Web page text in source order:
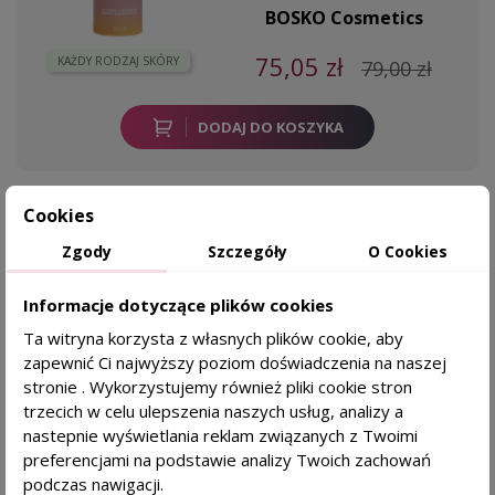
KAŻDY RODZAJ SKÓRY
BOSKO Cosmetics
75,05 zł 79,00 zł
DODAJ DO KOSZYKA
PRODUKTY Z KATEGORII
-5,00 ZŁ
SEBORADIN Mama Hair Ekspresowa odżywka
wzmacniająca - 400 ml
Dla kogo?
włosy po ciąży i porodzie
miękkość i ochrona przed
Cookies
Zgody Szczegóły O Cookies
Informacje dotyczące plików cookies
Ta witryna korzysta z własnych plików cookie, aby
zapewnić Ci najwyższy poziom doświadczenia na naszej
stronie . Wykorzystujemy również pliki cookie stron
trzecich w celu ulepszenia naszych usług, analizy a
nastepnie wyświetlania reklam związanych z Twoimi
preferencjami na podstawie analizy Twoich zachowań
podczas nawigacji.